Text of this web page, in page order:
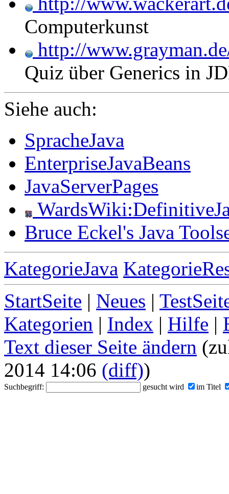
Computerkunst
http://
Quiz über Generics in
Siehe auch:
SpracheJava
EnterpriseJavaBeans
JavaServerPages
Bruce Eckel's Java
KategorieJava
StartSeite | Neues |
Kategorien | Index | Hilfe |
Text dieser Seite ändern
2014 14:06 (diff))
Suchbegriff: gesucht wird im Titel